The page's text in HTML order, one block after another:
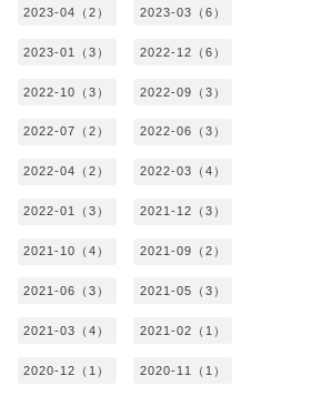
2023-04（2） 2023-03（6）
2023-01（3） 2022-12（6）
2022-10（3） 2022-09（3）
2022-07（2） 2022-06（3）
2022-04（2） 2022-03（4）
2022-01（3） 2021-12（3）
2021-10（4） 2021-09（2）
2021-06（3） 2021-05（3）
2021-03（4） 2021-02（1）
2020-12（1） 2020-11（1）